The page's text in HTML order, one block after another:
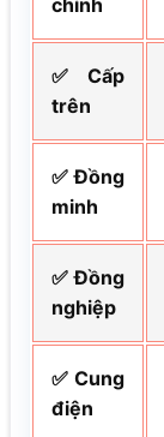
chính
✅ Cấp
trên
✅ Đồng
minh
✅ Đồng
nghiệp
✅ Cung
điện